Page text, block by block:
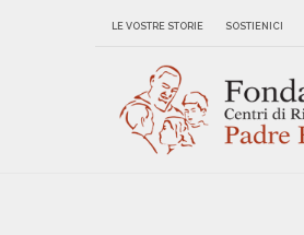
LE VOSTRE STORIE SOSTIENICI